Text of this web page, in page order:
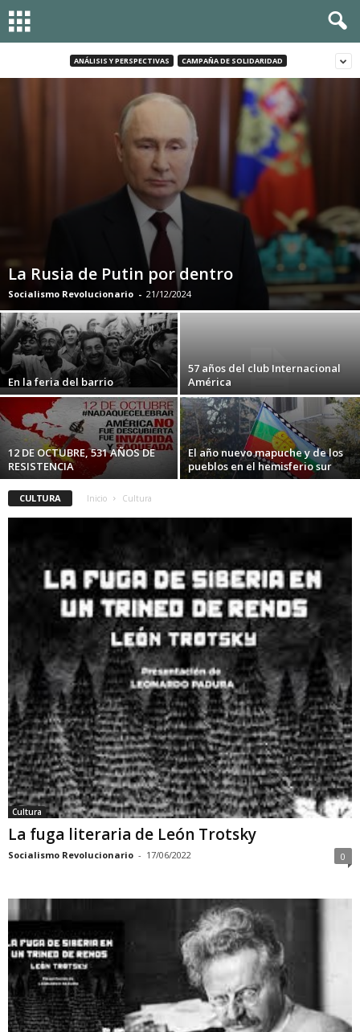
ANÁLISIS Y PERSPECTIVAS CAMPAÑA DE SOLIDARIDAD
La Rusia de Putin por dentro
Socialismo Revolucionario - 21/12/2024
En la feria del barrio
57 años del club Internacional
América
12 DE OCTUBRE, 531 AÑOS DE
RESISTENCIA
El año nuevo mapuche y de los
pueblos en el hemisferio sur
CULTURA Inicio Cultura
Cultura
La fuga literaria de León Trotsky
Socialismo Revolucionario - 17/06/2022 0